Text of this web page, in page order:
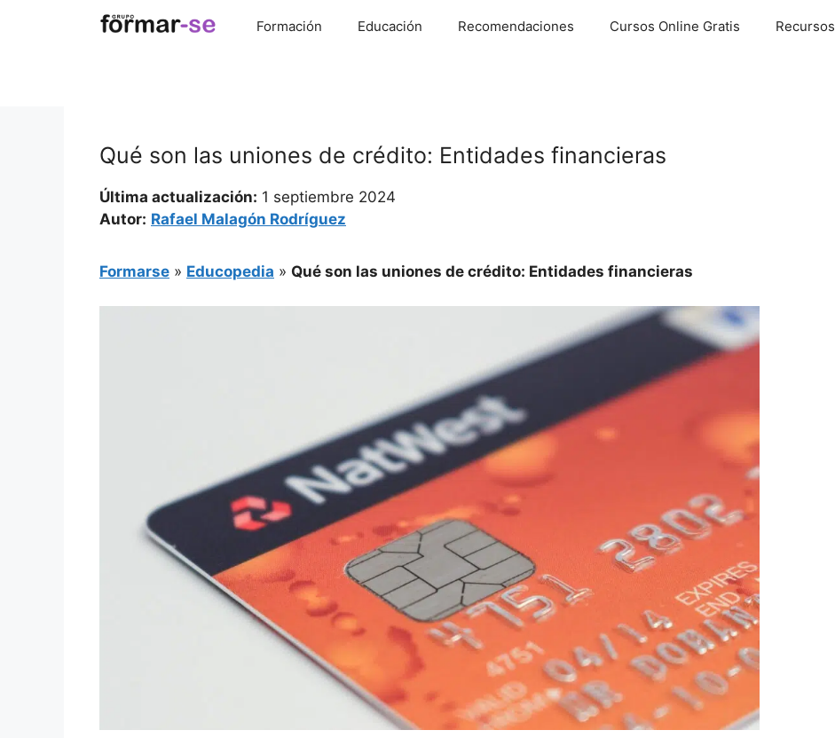
Formación Educación Recomendaciones Cursos Online Gratis Recursos
Qué son las uniones de crédito: Entidades financieras
Última actualización: 1 septiembre 2024
Autor: Rafael Malagón Rodríguez
Formarse » Educopedia » Qué son las uniones de crédito: Entidades financieras